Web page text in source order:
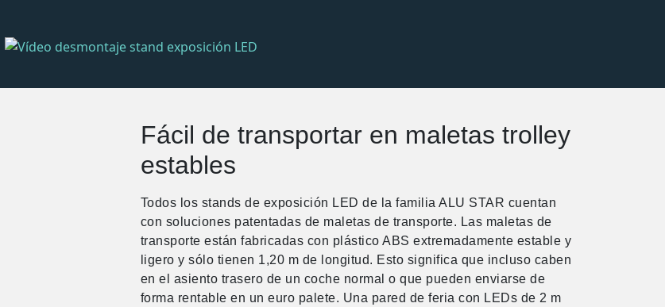
Fácil de transportar en maletas trolley
estables
Todos los stands de exposición LED de la familia ALU STAR cuentan
con soluciones patentadas de maletas de transporte. Las maletas de
transporte están fabricadas con plástico ABS extremadamente estable y
ligero y sólo tienen 1,20 m de longitud. Esto significa que incluso caben
en el asiento trasero de un coche normal o que pueden enviarse de
forma rentable en un euro palete. Una pared de feria con LEDs de 2 m